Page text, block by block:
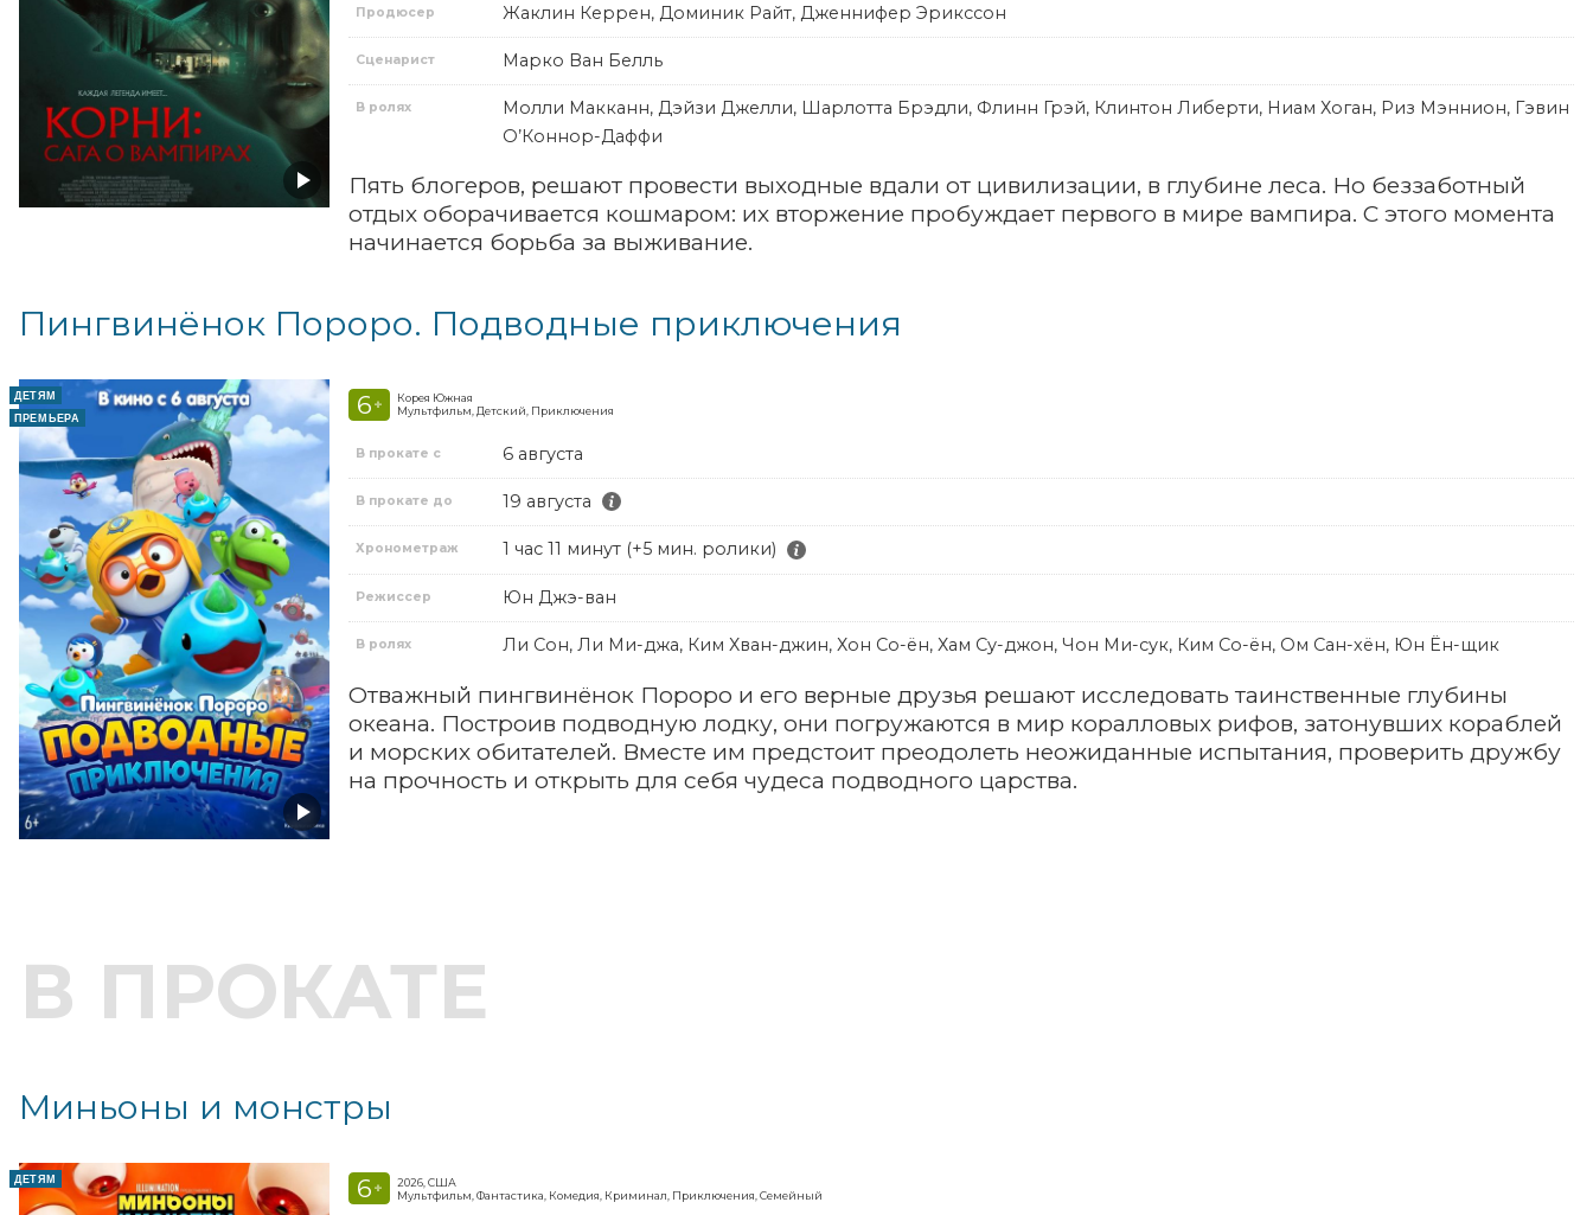
Продюсер Жаклин Керрен, Доминик Райт, Дженнифер Эрикссон
Сценарист Марко Ван Белль
В ролях
Молли Макканн, Дэйзи Джелли, Шарлотта Брэдли, Флинн Грэй, Клинтон Либерти, Ниам Хоган, Риз Мэннион, Гэвин
О’Коннор-Даффи
Пять блогеров, решают провести выходные вдали от цивилизации, в глубине леса. Но беззаботный
отдых оборачивается кошмаром: их вторжение пробуждает первого в мире вампира. С этого момента
начинается борьба за выживание.
Пингвинёнок Пороро. Подводные приключения
ДЕТЯМ
ПРЕМЬЕРА
6 +
Корея Южная
Мультфильм, Детский, Приключения
В прокате с 6 августа
В прокате до 19 августа
Хронометраж 1 час 11 минут (+5 мин. ролики)
Режиссер Юн Джэ-ван
В ролях Ли Сон, Ли Ми-джа, Ким Хван-джин, Хон Со-ён, Хам Су-джон, Чон Ми-сук, Ким Со-ён, Ом Сан-хён, Юн Ён-щик
Отважный пингвинёнок Пороро и его верные друзья решают исследовать таинственные глубины
океана. Построив подводную лодку, они погружаются в мир коралловых рифов, затонувших кораблей
и морских обитателей. Вместе им предстоит преодолеть неожиданные испытания, проверить дружбу
на прочность и открыть для себя чудеса подводного царства.
В ПРОКАТЕ
Миньоны и монстры
ДЕТЯМ 6 +
2026, США
Мультфильм, Фантастика, Комедия, Криминал, Приключения, Семейный